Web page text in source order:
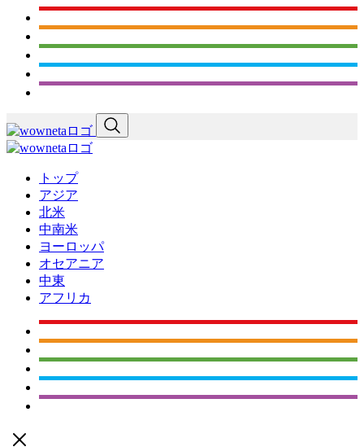
トップ
アジア
北米
中南米
ヨーロッパ
オセアニア
中東
アフリカ